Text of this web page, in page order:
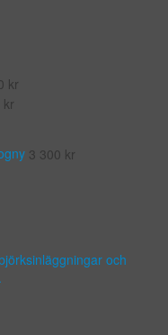
kr
kr
3 300 kr